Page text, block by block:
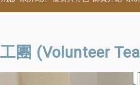
團 (Volunteer